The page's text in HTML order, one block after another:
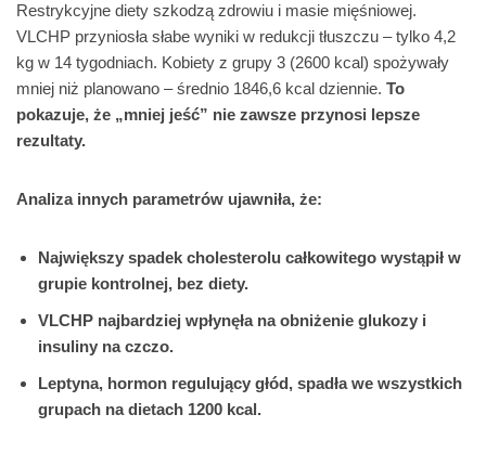
Restrykcyjne diety szkodzą zdrowiu i masie mięśniowej.
VLCHP przyniosła słabe wyniki w redukcji tłuszczu – tylko 4,2
kg w 14 tygodniach. Kobiety z grupy 3 (2600 kcal) spożywały
mniej niż planowano – średnio 1846,6 kcal dziennie. To
pokazuje, że „mniej jeść” nie zawsze przynosi lepsze
rezultaty.
Analiza innych parametrów ujawniła, że:
Największy spadek cholesterolu całkowitego wystąpił w
grupie kontrolnej, bez diety.
VLCHP najbardziej wpłynęła na obniżenie glukozy i
insuliny na czczo.
Leptyna, hormon regulujący głód, spadła we wszystkich
grupach na dietach 1200 kcal.